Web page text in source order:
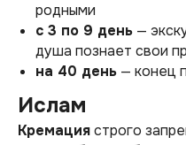
родными
с 3 по 9 день —
душа познает свои
на 40 день — конец
Ислам
Кремациястрого